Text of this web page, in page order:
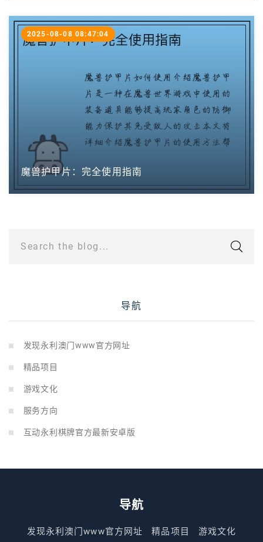
魔兽护甲片：完全使用指南
2025-08-08 08:47:04
Search the blog...
导航
发现永利澳门www官方网址
精品项目
游戏文化
服务方向
互动永利棋牌官方最新安卓版
导航
发现永利澳门www官方网址 精品项目
游戏文化